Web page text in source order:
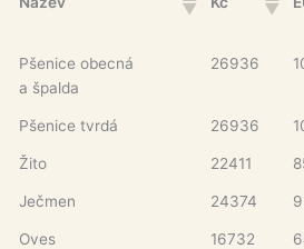
Pšenice obecná
a špalda
26936
Pšenice tvrdá 26936
Žito 22411
Ječmen 24374
Oves 16732